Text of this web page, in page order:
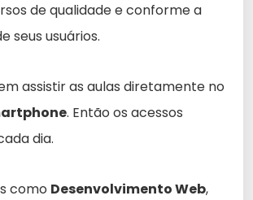
de qualidade e conforme a
seus usuários.
assistir as aulas diretamente no
. Então os acessos
dia.
como Desenvolvimento Web,